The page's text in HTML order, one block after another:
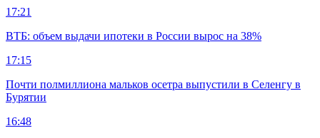
17:21
ВТБ: объем выдачи ипотеки в России вырос на 38%
17:15
Почти полмиллиона мальков осетра выпустили в Селенгу в
Бурятии
16:48